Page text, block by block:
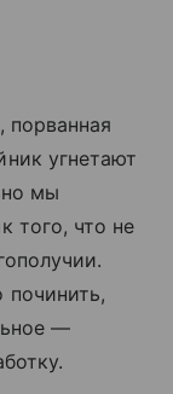
, порванная
угнетают
мы
того, что не
—